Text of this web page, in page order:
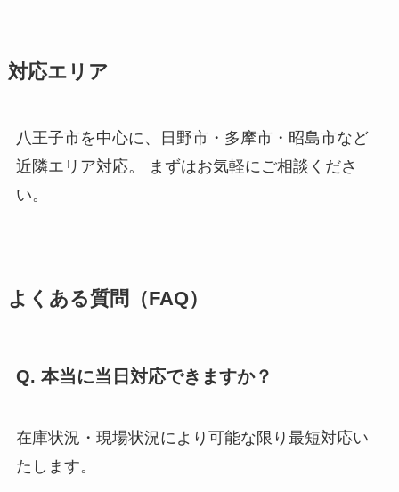
対応エリア
八王子市を中心に、日野市・多摩市・昭島市など
近隣エリア対応。 まずはお気軽にご相談くださ
い。
よくある質問（FAQ）
Q. 本当に当日対応できますか？
在庫状況・現場状況により可能な限り最短対応い
たします。